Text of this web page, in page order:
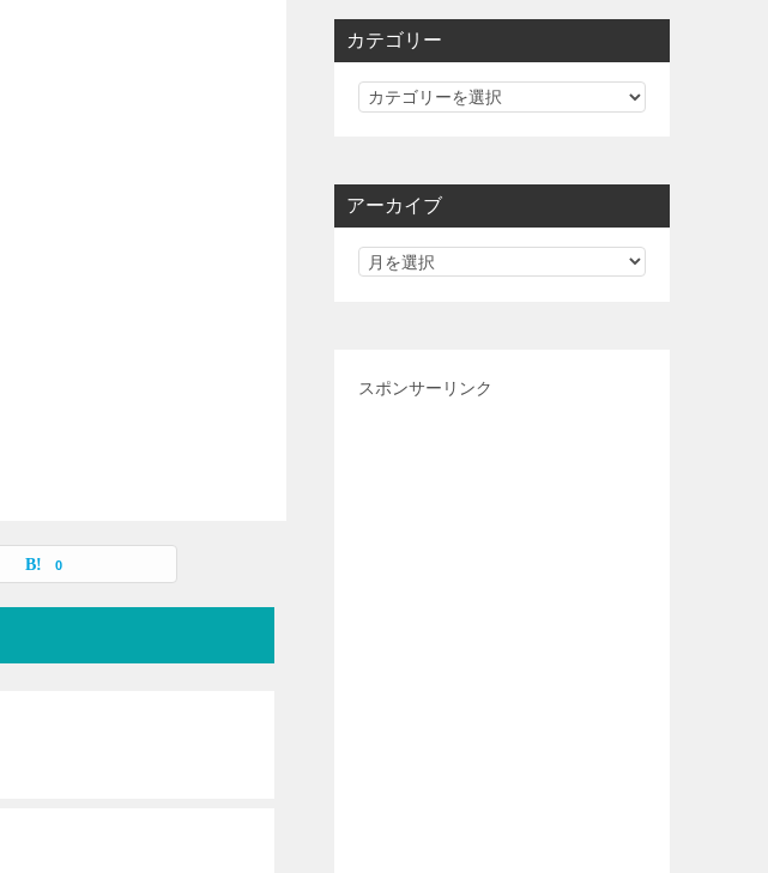
0
カテゴリー
カ
リ
アーカイブ
スポンサーリンク